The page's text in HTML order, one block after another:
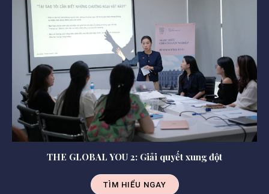
THE GLOBAL YOU 2: Giải quyết xung đột
TÌM HIỂU NGAY